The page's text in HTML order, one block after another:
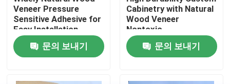
품질 관리
연락주세요
인용문을 요구하세요
Veneer Pressure
Sensitive Adhesive for
Easy Installation
문의 보내기
Cabinetry with Natural
Wood Veneer
Nontoxic
문의 보내기